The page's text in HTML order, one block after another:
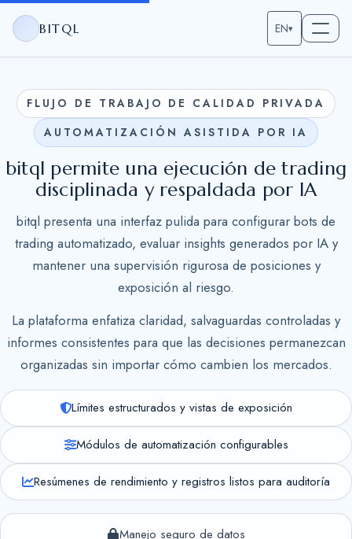
BITQL EN▾
FLUJO DE TRABAJO DE CALIDAD PRIVADA
AUTOMATIZACIÓN ASISTIDA POR IA
bitql permite una ejecución de trading
disciplinada y respaldada por IA
bitql presenta una interfaz pulida para configurar bots de
trading automatizado, evaluar insights generados por IA y
mantener una supervisión rigurosa de posiciones y
exposición al riesgo.
La plataforma enfatiza claridad, salvaguardas controladas y
informes consistentes para que las decisiones permanezcan
organizadas sin importar cómo cambien los mercados.
Límites estructurados y vistas de exposición
Módulos de automatización configurables
Resúmenes de rendimiento y registros listos para auditoría
Manejo seguro de datos